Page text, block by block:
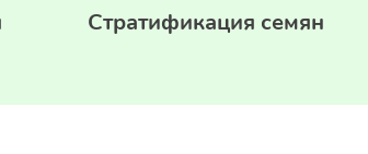
Стратификация семян